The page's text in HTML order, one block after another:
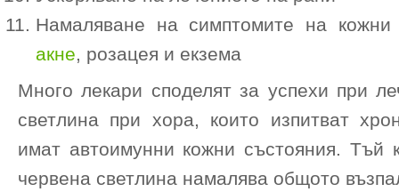
Намаляване на симптомите на кожни
акне , розацея и екзема
Много лекари споделят за успехи при
светлина при хора, които изпитват
имат автоимунни кожни състояния. Тъй
червена светлина намалява общото